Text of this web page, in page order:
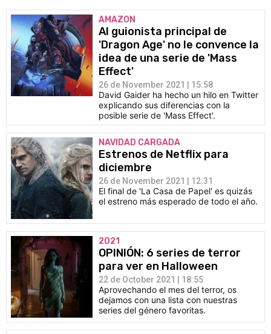
REPORTAJES
TRUCOS OCIO
CINE
TV
CÓMICS
E3
AMAZON
Al guionista principal de
'Dragon Age' no le convence la
idea de una serie de 'Mass
Effect'
26 de November 2021 | 15:58
David Gaider ha hecho un hilo en Twitter
explicando sus diferencias con la
posible serie de 'Mass Effect'.
NAVIDAD CARGADA
Estrenos de Netflix para
diciembre
26 de November 2021 | 12:31
El final de 'La Casa de Papel' es quizás
el estreno más esperado de todo el año.
2021
OPINIÓN: 6 series de terror
para ver en Halloween
22 de October 2021 | 18:55
Aprovechando el mes del terror, os
dejamos con una lista con nuestras
series del género favoritas.